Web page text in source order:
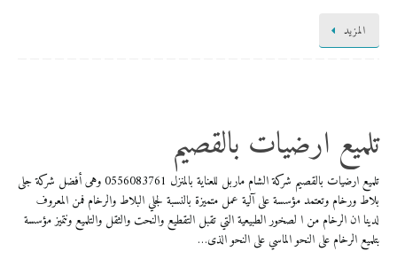
المزيد
تلميع ارضيات بالقصيم
تلميع ارضيات بالقصيم شركة الشام ماربل للعناية بالمنزل 0556083761 وهى أفضل شركة جلى
بلاط ورخام وتعتمد مؤسسة على آلية عمل متميزة بالنسبة لجلي البلاط والرخام فمن المعروف
لدينا ان الرخام من ا لصخور الطبيعية التي تقبل التقطيع والنحت والثقل والتلميع ونتميز مؤسسة
بتلميع الرخام على النحو الماسي على النحو الذى…